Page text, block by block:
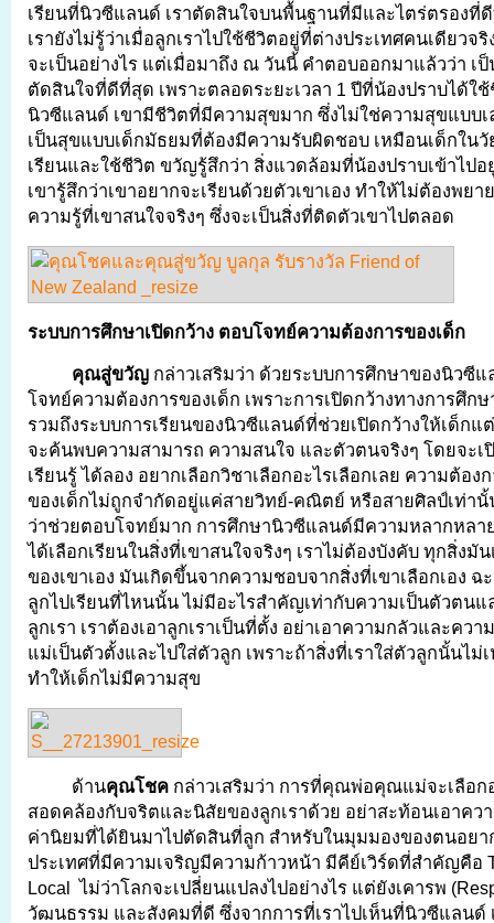
เรียนที่นิวซีแลนด์ เราตัดสินใจบนพื้นฐานที่มีและไตร่ตรองที่
เรายังไม่รู้ว่าเมื่อลูกเราไปใช้ชีวิตอยู่ที่ต่างประเทศคนเดียวจ
จะเป็นอย่างไร แต่เมื่อมาถึง ณ วันนี้ คำตอบออกมาแล้วว่า เ
ตัดสินใจที่ดีที่สุด เพราะตลอดระยะเวลา 1 ปีที่น้องปราบได้ใ
นิวซีแลนด์ เขามีชีวิตที่มีความสุขมาก ซึ่งไม่ใช่ความสุขแบบ
เป็นสุขแบบเด็กมัธยมที่ต้องมีความรับผิดชอบ เหมือนเด็กใน
เรียนและใช้ชีวิต ขวัญรู้สึกว่า สิ่งแวดล้อมที่น้องปราบเข้าไปอ
เขารู้สึกว่าเขาอยากจะเรียนด้วยตัวเขาเอง ทำให้ไม่ต้องพย
ความรู้ที่เขาสนใจจริงๆ ซึ่งจะเป็นสิ่งที่ติดตัวเขาไปตลอด
ระบบการศึกษาเปิดกว้าง ตอบโจทย์ความต้องการของเด็ก
คุณสู่ขวัญ กล่าวเสริมว่า ด้วยระบบการศึกษาของนิวซี
โจทย์ความต้องการของเด็ก เพราะการเปิดกว้างทางการศึก
รวมถึงระบบการเรียนของนิวซีแลนด์ที่ช่วยเปิดกว้างให้เด็ก
จะค้นพบความสามารถ ความสนใจ และตัวตนจริงๆ โดยจะเ
เรียนรู้ ได้ลอง อยากเลือกวิชาเลือกอะไรเลือกเลย ความต้อง
ของเด็กไม่ถูกจำกัดอยู่แค่สายวิทย์-คณิตย์ หรือสายศิลป์เท่า
ว่าช่วยตอบโจทย์มาก การศึกษานิวซีแลนด์มีความหลากหลา
ได้เลือกเรียนในสิ่งที่เขาสนใจจริงๆ เราไม่ต้องบังคับ ทุกสิ่งมั
ของเขาเอง มันเกิดขึ้นจากความชอบจากสิ่งที่เขาเลือกเอง ฉ
ลูกไปเรียนที่ไหนนั้น ไม่มีอะไรสำคัญเท่ากับความเป็นตัวตน
ลูกเรา เราต้องเอาลูกเราเป็นที่ตั้ง อย่าเอาความกลัวและคว
แม่เป็นตัวตั้งและไปใส่ตัวลูก เพราะถ้าสิ่งที่เราใส่ตัวลูกนั้นไม่
ทำให้เด็กไม่มีความสุข
ด้านคุณโชค กล่าวเสริมว่า การที่คุณพ่อคุณแม่จะเลือก
สอดคล้องกับจริตและนิสัยของลูกเราด้วย อย่าสะท้อนเอาคว
ค่านิยมที่ได้ยินมาไปตัดสินที่ลูก สำหรับในมุมมองของตนอยา
ประเทศที่มีความเจริญมีความก้าวหน้า มีคีย์เวิร์ดที่สำคัญคือ
Local ไม่ว่าโลกจะเปลี่ยนแปลงไปอย่างไร แต่ยังเคารพ
วัฒนธรรม และสังคมที่ดี ซึ่งจากการที่เราไปเห็นที่นิวซีแลนด์